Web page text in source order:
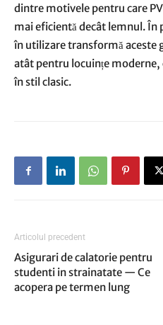
dintre motivele pentru care
mai eficientă decât lemnul. În
în utilizare transformă
atât pentru locuințe moderne,
în stil clasic.
Articolul precedent
Asigurari de calatorie pentru
studenti in strainatate — Ce
acopera pe termen lung